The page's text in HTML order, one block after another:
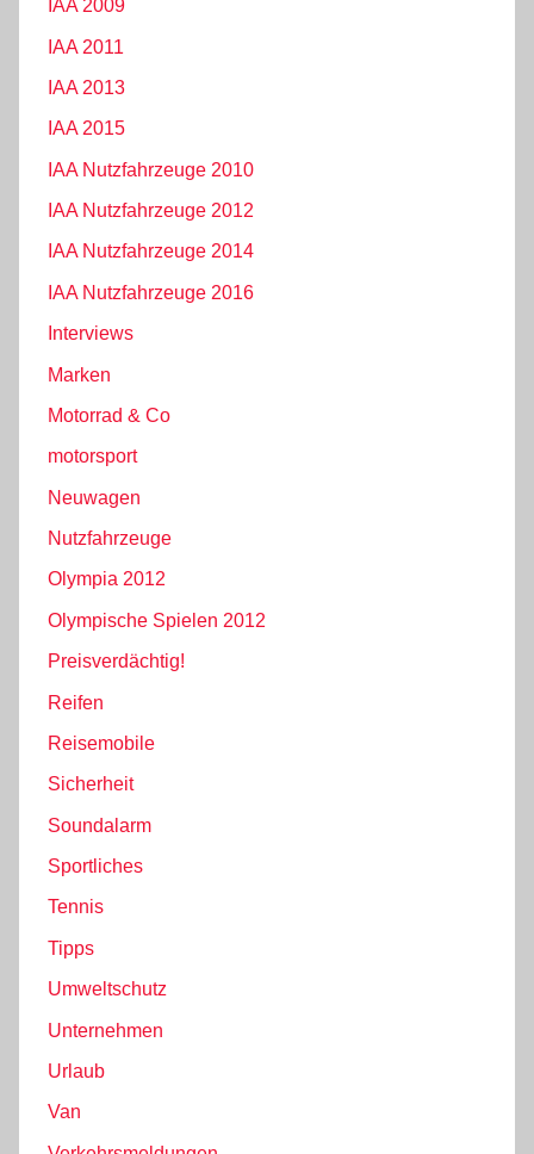
IAA 2009
IAA 2011
IAA 2013
IAA 2015
IAA Nutzfahrzeuge 2010
IAA Nutzfahrzeuge 2012
IAA Nutzfahrzeuge 2014
IAA Nutzfahrzeuge 2016
Interviews
Marken
Motorrad & Co
motorsport
Neuwagen
Nutzfahrzeuge
Olympia 2012
Olympische Spielen 2012
Preisverdächtig!
Reifen
Reisemobile
Sicherheit
Soundalarm
Sportliches
Tennis
Tipps
Umweltschutz
Unternehmen
Urlaub
Van